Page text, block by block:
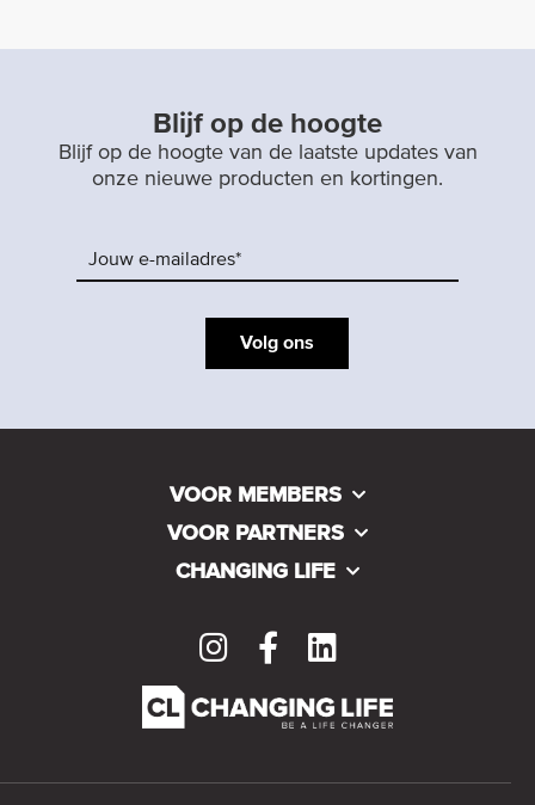
Blijf op de hoogte
Blijf op de hoogte van de laatste updates van
onze nieuwe producten en kortingen.
Volg ons
VOOR MEMBERS
VOOR PARTNERS
CHANGING LIFE